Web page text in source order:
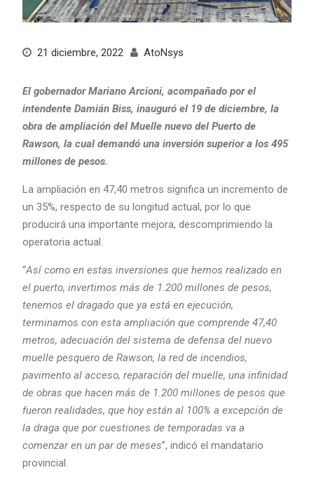
21 diciembre, 2022 AtoNsys
El gobernador Mariano Arcioni, acompañado por el
intendente Damián Biss, inauguró el 19 de diciembre, la
obra de ampliación del Muelle nuevo del Puerto de
Rawson, la cual demandó una inversión superior a los 495
millones de pesos.
La ampliación en 47,40 metros significa un incremento de
un 35%, respecto de su longitud actual, por lo que
producirá una importante mejora, descomprimiendo la
operatoria actual.
“Así como en estas inversiones que hemos realizado en
el puerto, invertimos más de 1.200 millones de pesos,
tenemos el dragado que ya está en ejecución,
terminamos con esta ampliación que comprende 47,40
metros, adecuación del sistema de defensa del nuevo
muelle pesquero de Rawson, la red de incendios,
pavimento al acceso, reparación del muelle, una infinidad
de obras que hacen más de 1.200 millones de pesos que
fueron realidades, que hoy están al 100% a excepción de
la draga que por cuestiones de temporadas va a
comenzar en un par de meses”, indicó el mandatario
provincial.